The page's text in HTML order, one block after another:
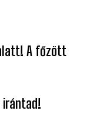
80 ÉVES
A FÖLDBE